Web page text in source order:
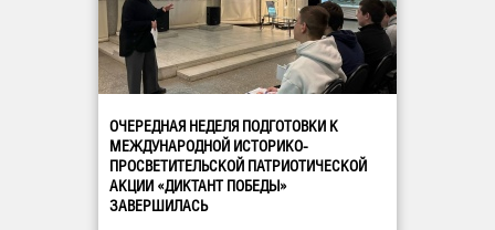
ОЧЕРЕДНАЯ НЕДЕЛЯ ПОДГОТОВКИ К
МЕЖДУНАРОДНОЙ ИСТОРИКО-
ПРОСВЕТИТЕЛЬСКОЙ ПАТРИОТИЧЕСКОЙ
АКЦИИ «ДИКТАНТ ПОБЕДЫ»
ЗАВЕРШИЛАСЬ